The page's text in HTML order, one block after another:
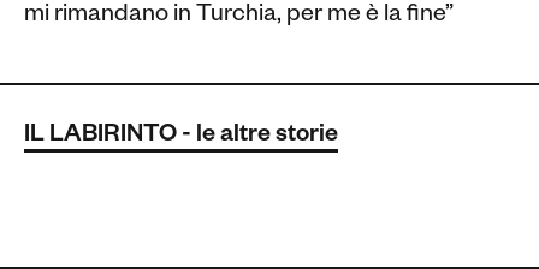
mi rimandano in Turchia, per me è la fine”
IL LABIRINTO - le altre storie